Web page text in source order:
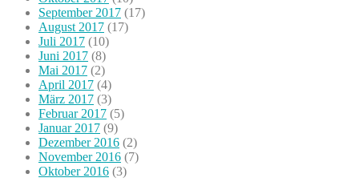
September 2017 (17)
August 2017 (17)
Juli 2017 (10)
Juni 2017 (8)
Mai 2017 (2)
April 2017 (4)
März 2017 (3)
Februar 2017 (5)
Januar 2017 (9)
Dezember 2016 (2)
November 2016 (7)
Oktober 2016 (3)